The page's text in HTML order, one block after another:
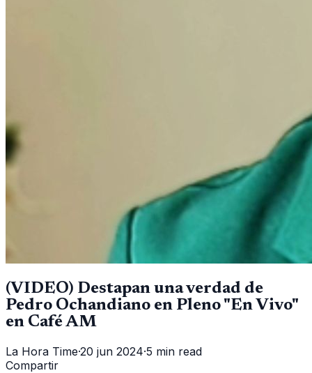
(VIDEO) Destapan una verdad de
Pedro Ochandiano en Pleno "En Vivo"
en Café AM
La Hora Time·20 jun 2024·5 min read
Compartir